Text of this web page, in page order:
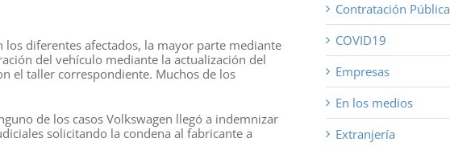
diferentes afectados, la mayor parte mediante
del vehículo mediante la actualización del
el taller correspondiente. Muchos de los
de los casos Volkswagen llegó a indemnizar
solicitando la condena al fabricante a
Contratación Pública
COVID19
Empresas
En los medios
Extranjería